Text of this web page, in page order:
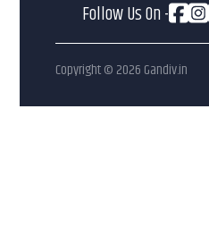
Follow Us On -
Copyright © 2026 Gandiv.in